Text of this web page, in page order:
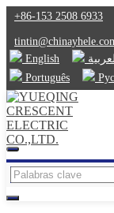
+86-153 2508 6933
English
Português